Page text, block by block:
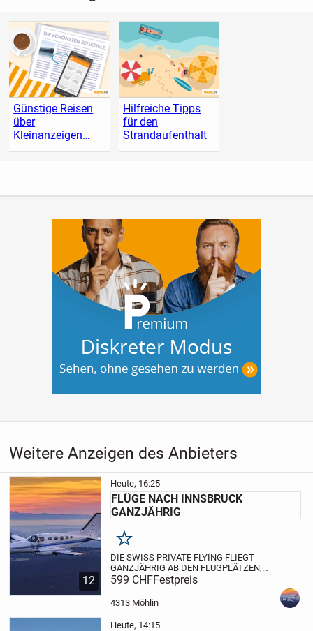
Günstige Reisen
über
Kleinanzeigen
finden
Hilfreiche Tipps
für den
Strandaufenthalt
Weitere Anzeigen des Anbieters
12
Heute, 16:25
FLÜGE NACH INNSBRUCK
GANZJÄHRIG
Merken
DIE SWISS PRIVATE FLYING FLIEGT
GANZJÄHRIG AB DEN FLUGPLÄTZEN,
BUOCHS, BIRRFELD, TRIENGEN UND
GRENCHEN NACH INNSBRUCK.
FLIEGEN MIT EINEM SCNELLEN
TURBOPROP ODER TURBINEN
FLUGZEUG MIT DRUCKKABINE ...
599 CHFFestpreis
4313 Möhlin
Heute, 14:15